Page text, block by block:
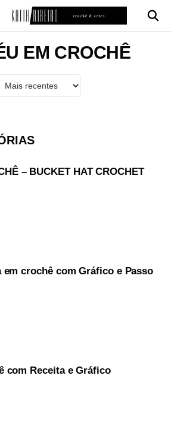
EM CROCHÊ
– BUCKET HAT CROCHET
em crochê com Gráfico e Passo
com Receita e Gráfico